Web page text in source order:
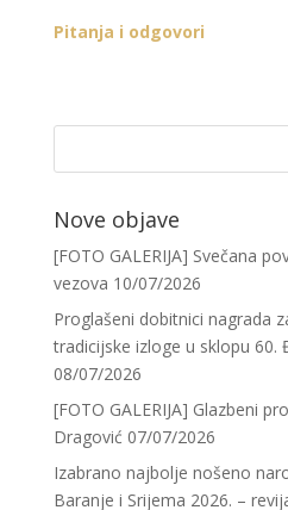
Pitanja i odgovori
Nove objave
[FOTO GALERIJA] Svečana
vezova 10/07/2026
Proglašeni dobitnici nagrada
tradicijske izloge u sklopu 60.
08/07/2026
[FOTO GALERIJA] Glazbeni
Dragović 07/07/2026
Izabrano najbolje nošeno
Baranje i Srijema 2026. –